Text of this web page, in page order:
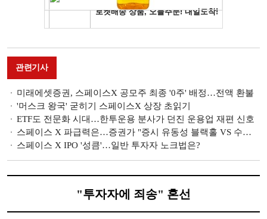
관련기사
미래에셋증권, 스페이스X 공모주 최종 '0주' 배정…전액 환불
'머스크 왕국' 굳히기 스페이스X 상장 초읽기
ETF도 전문화 시대…한투운용 분사가 던진 운용업 재편 신호
스페이스 X 파급력은…증권가 "증시 유동성 블랙홀 VS 수급 낙수효과"
스페이스 X IPO '성큼'…일반 투자자 노크법은?
"투자자에 죄송" 혼선